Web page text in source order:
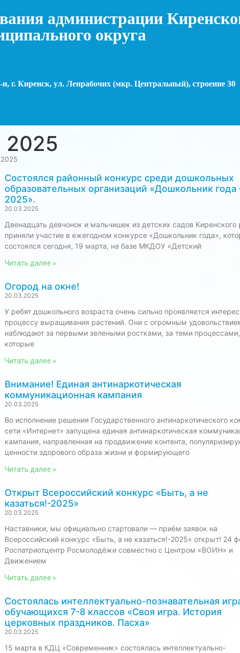
администрации
округа
г. Киренск, ул. Ленрабочих (мкр. Центральный), строение 30
2025
Состоялся районный конкурс среди дошкольных
образовательных организаций «Дошкольник
2025».
20.03.2025
Двенадцать девчонок и мальчишек из детских садов Киренского
приняли участие в ежегодном конкурсе «Дошкольник года»,
состоялся сегодня, 19 марта, на базе МКДОУ «Детский
Читать далее »
Огород на окне!
20.03.2025
У ребят дошкольного возраста очень сильно проявляется
процессу выращивания растений. Они с огромным
наблюдают за первыми зелеными ростками, за теми процессами,
которые
Читать далее »
Внимание! Единая антинаркотическая
коммуникационная кампания
20.03.2025
Во исполнение решения Государственного антинаркотического
сети «Интернет» запущена единая антинаркотическая
кампания, направленная на продвижение контента,
ценности здорового образа жизни и формирующего
Читать далее »
Открыт Всероссийский конкурс «Быть, а не
казаться!-2025»
20.03.2025
Наставники, мы официально стартовали — приём заявок на
Всероссийский конкурс «Быть, а не казаться!-2025» открыт! 24
Роспатриотцентр Росмолодёжи совместно с Центром «ВОИН» и
Движением
Читать далее »
Состоялась интеллектуально-познавательная
обучающихся 7-8 классов «Своя игра. История
церковных праздников. Пасха»
20.03.2025
15 марта в КДЦ «Современник» состоялась интеллектуально-